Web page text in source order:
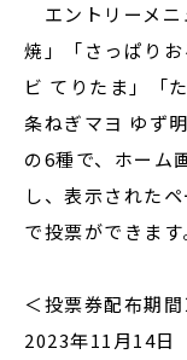
エントリーメニ
焼」「さっぱり
ビ てりたま」「
条ねぎマヨ ゆず
の6種で、ホーム
し、表示された
で投票ができます
＜投票券配布期間
2023年11月14日